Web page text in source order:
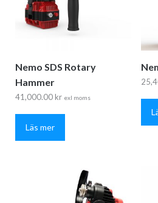
Nemo SDS Rotary
Hammer
41,000.00 kr exl moms
Läs mer